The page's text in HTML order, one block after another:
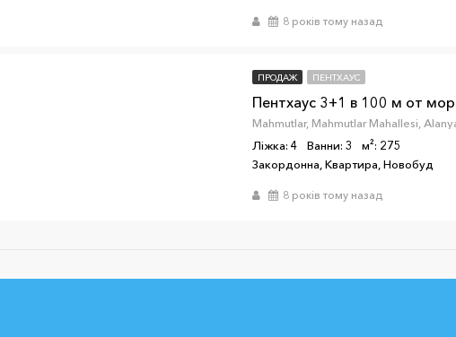
8 років тому назад
ПРОДАЖ ПЕНТХАУС
Ліжка: 4
Ванни: 3
м²: 275
Закордонна, Квартира, Новобуд
8 років тому назад